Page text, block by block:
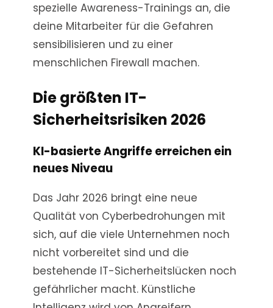
spezielle Awareness-Trainings an, die
deine Mitarbeiter für die Gefahren
sensibilisieren und zu einer
menschlichen Firewall machen.
Die größten IT-
Sicherheitsrisiken 2026
KI-basierte Angriffe erreichen ein
neues Niveau
Das Jahr 2026 bringt eine neue
Qualität von Cyberbedrohungen mit
sich, auf die viele Unternehmen noch
nicht vorbereitet sind und die
bestehende IT-Sicherheitslücken noch
gefährlicher macht. Künstliche